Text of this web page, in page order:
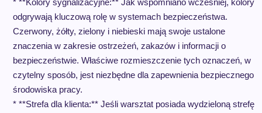
* **Kolory sygnalizacyjne:** Jak wspomniano wcześniej, kolory
odgrywają kluczową rolę w systemach bezpieczeństwa.
Czerwony, żółty, zielony i niebieski mają swoje ustalone
znaczenia w zakresie ostrzeżeń, zakazów i informacji o
bezpieczeństwie. Właściwe rozmieszczenie tych oznaczeń, w
czytelny sposób, jest niezbędne dla zapewnienia bezpiecznego
środowiska pracy.
* **Strefa dla klienta:** Jeśli warsztat posiada wydzieloną strefę